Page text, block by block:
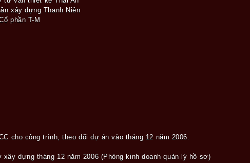
xây dựng Thanh Niên
phần T-M
cho công trình, theo dõi dự án vào tháng 12 năm 2006.
dựng tháng 12 năm 2006 (Phòng kinh doanh quản lý hồ sơ)